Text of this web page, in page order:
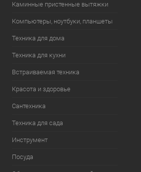
Каминные пристенные вытяжки
Компьютеры, ноутбуки, планшеты
Техника для дома
Техника для кухни
Встраиваемая техника
Красота и здоровье
Сантехника
Техника для сада
Инструмент
Посуда